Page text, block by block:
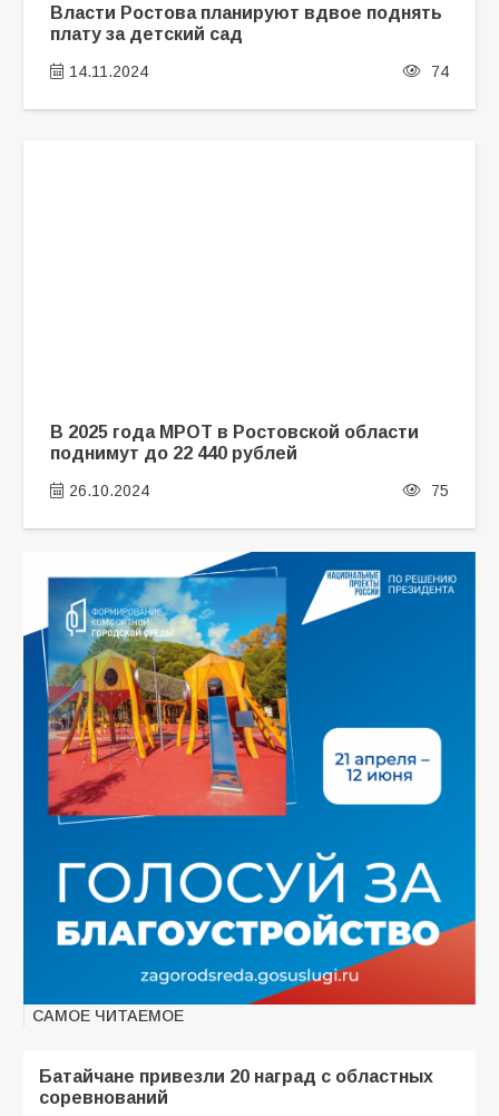
Власти Ростова планируют вдвое поднять
плату за детский сад
14.11.2024 74
В 2025 года МРОТ в Ростовской области
поднимут до 22 440 рублей
26.10.2024 75
САМОЕ ЧИТАЕМОЕ
Батайчане привезли 20 наград с областных
соревнований